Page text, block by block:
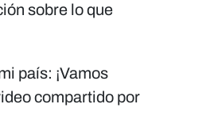
sobre lo que
país: ¡Vamos
compartido por